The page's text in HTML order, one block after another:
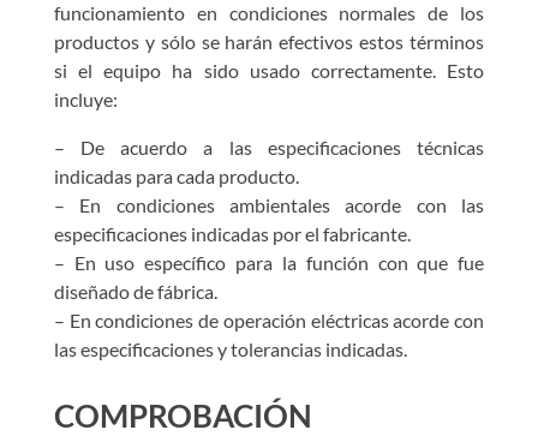
funcionamiento en condiciones normales de los
productos y sólo se harán efectivos estos términos
si el equipo ha sido usado correctamente. Esto
incluye:
– De acuerdo a las especificaciones técnicas
indicadas para cada producto.
– En condiciones ambientales acorde con las
especificaciones indicadas por el fabricante.
– En uso específico para la función con que fue
diseñado de fábrica.
– En condiciones de operación eléctricas acorde con
las especificaciones y tolerancias indicadas.
COMPROBACIÓN